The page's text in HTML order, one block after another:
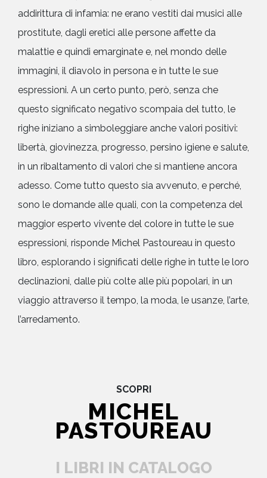
addirittura di infamia: ne erano vestiti dai musici alle
prostitute, dagli eretici alle persone affette da
malattie e quindi emarginate e, nel mondo delle
immagini, il diavolo in persona e in tutte le sue
espressioni. A un certo punto, però, senza che
questo significato negativo scompaia del tutto, le
righe iniziano a simboleggiare anche valori positivi:
libertà, giovinezza, progresso, persino igiene e salute,
in un ribaltamento di valori che si mantiene ancora
adesso. Come tutto questo sia avvenuto, e perché,
sono le domande alle quali, con la competenza del
maggior esperto vivente del colore in tutte le sue
espressioni, risponde Michel Pastoureau in questo
libro, esplorando i significati delle righe in tutte le loro
declinazioni, dalle più colte alle più popolari, in un
viaggio attraverso il tempo, la moda, le usanze, l’arte,
l’arredamento.
SCOPRI
MICHEL
PASTOUREAU
I LIBRI IN CATALOGO